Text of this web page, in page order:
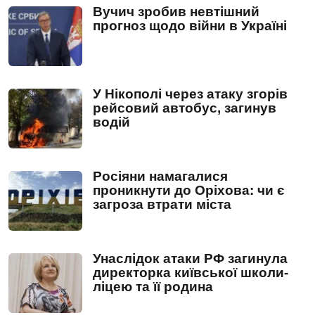
Вучич зробив невтішний
прогноз щодо війни в Україні
У Нікополі через атаку згорів
рейсовий автобус, загинув
водій
Росіяни намагалися
проникнути до Оріхова: чи є
загроза втрати міста
Унаслідок атаки РФ загинула
директорка київської школи-
ліцею та її родина